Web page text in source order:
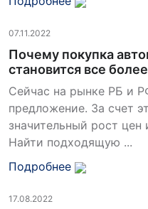
07.11.2022
Почему покупка
становится все
Сейчас на рынке РБ и
предложение. За счет
значительный рост
Найти подходящую ...
Подробнее
17.08.2022